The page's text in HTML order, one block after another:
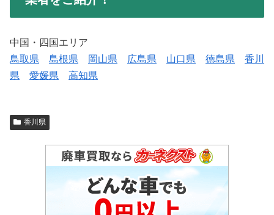
中国・四国エリア
鳥取県
島根県 岡山県 広島県 山口県 徳島県
香川
県
愛媛県 高知県
香川県